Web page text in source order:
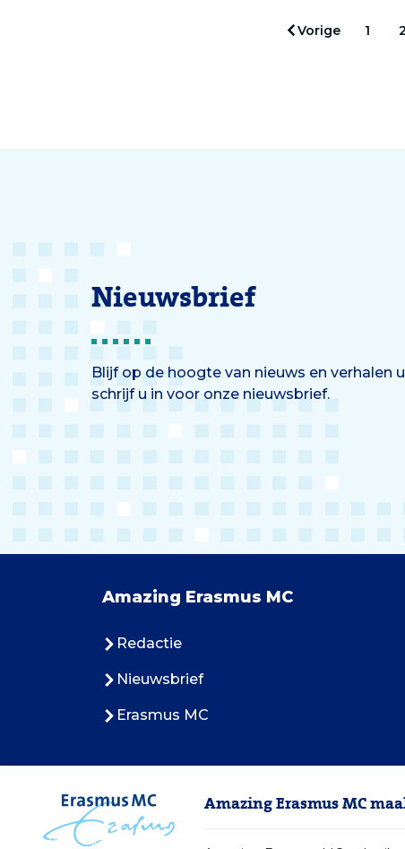
Vorige 1 2
Nieuwsbrief
Blijf op de hoogte van nieuws en verhalen
schrijf u in voor onze nieuwsbrief.
Amazing Erasmus MC
Redactie
Nieuwsbrief
Erasmus MC
Amazing Erasmus MC